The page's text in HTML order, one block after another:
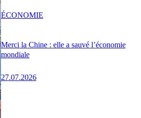
Merci la Chine : elle a sauvé l’économie
mondiale
27.07.2026
ÉCONOMIE